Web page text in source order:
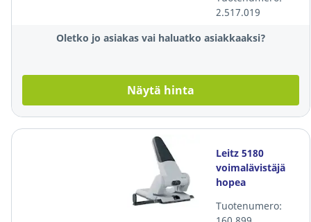
2.517.019
Oletko jo asiakas vai haluatko asiakkaaksi?
Näytä hinta
Leitz 5180
voimalävistäjä
hopea
Tuotenumero: